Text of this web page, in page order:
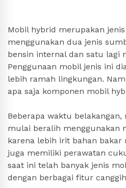
Mobil hybrid merupakan
menggunakan dua jenis
bensin internal dan satu lagi
Penggunaan mobil jenis ini
lebih ramah lingkungan.
apa saja komponen mobil
Beberapa waktu
mulai beralih menggunakan
karena lebih irit bahan bakar
juga memiliki perawatan
saat ini telah banyak jenis
dengan berbagai fitur